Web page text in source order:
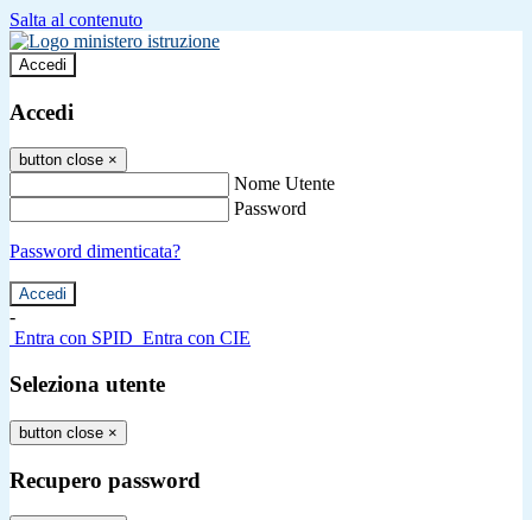
Salta al contenuto
Accedi
Accedi
button close ×
Nome Utente
Password
Password dimenticata?
-
Entra con SPID Entra con CIE
Seleziona utente
button close ×
Recupero password